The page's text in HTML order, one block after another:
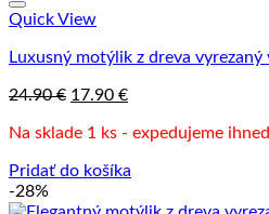
variantov.
si
vybrať
stránke
produktu.
Quick View
Luxusný motýlik z dreva
24.90€ Pôvodná
bola:
17.90 €Aktuálna
je:
Na sklade 1 ks - expedujeme ihneď
Pridať do košíka
-28%